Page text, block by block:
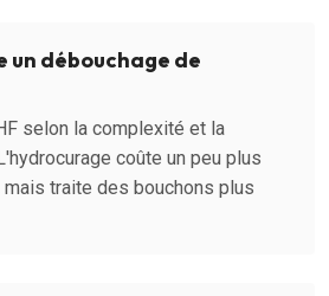
un débouchage de
selon la complexité et la
coûte un peu plus
traite des bouchons plus